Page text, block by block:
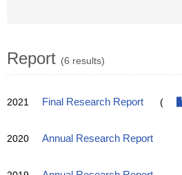
Report (6 results)
2021 Final Research Report (
2020 Annual Research Report